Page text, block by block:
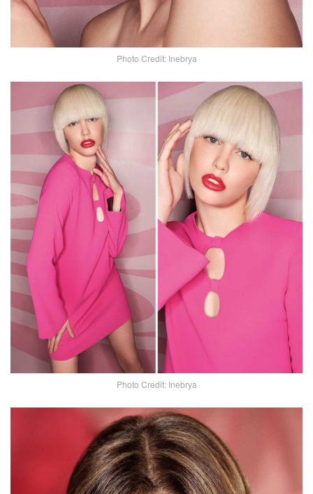
Photo Credit: Inebrya
Photo Credit: Inebrya